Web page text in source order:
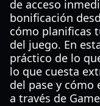
de acceso
bonificación
cómo planificas
del juego. En
práctico de lo
lo que cuesta
del pase y cómo
a través de